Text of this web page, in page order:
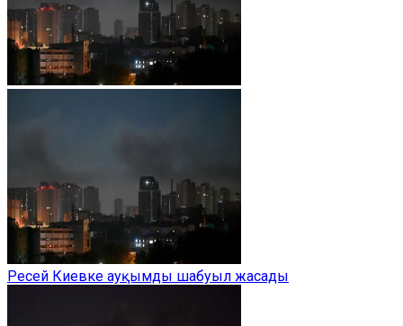
Ресей Киевке ауқымды шабуыл жасады